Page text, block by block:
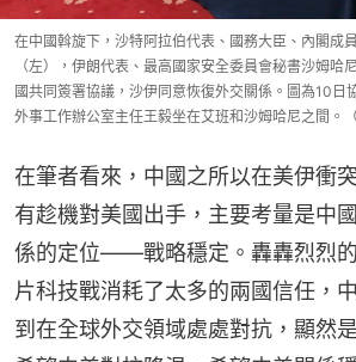
在中國斡旋下，沙特阿拉伯代表、國務大臣、內閣成
（左），伊朗代表、最高國家安全委員會秘書沙姆
國共同簽署協議，沙伊同意恢復外交關係。圖為10日
外事工作辦公室主任王毅坐在艾班和沙姆哈尼之間。（
在筆者看來，中國之所以在美伊衝
有趁機對美國出手，主要考量是中
係的定位——戰略穩定。轟轟烈烈
片科技戰消耗了太多的兩國信任，
到在全球外交領域處處對抗，顯然